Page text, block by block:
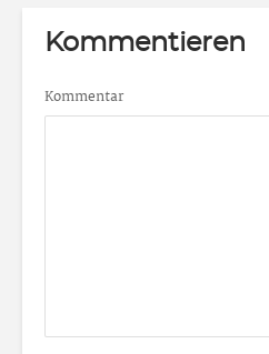
Kommentieren
Kommentar